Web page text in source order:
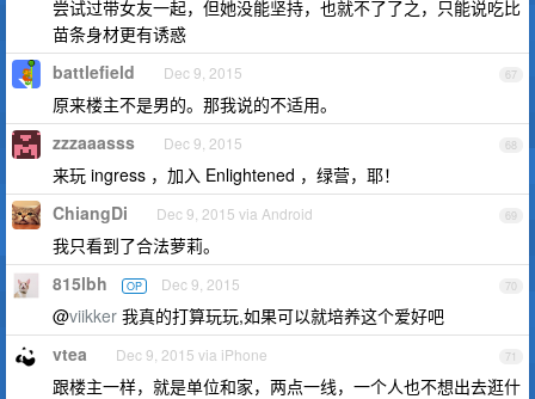
尝试过带女友一起，但她没能坚持，也就不了了之，只能说吃比
苗条身材更有诱惑
67
battlefield Dec 9, 2015
原来楼主不是男的。那我说的不适用。
68
zzzaaasss Dec 9, 2015
来玩 ingress ，加入 Enlightened ，绿营，耶！
69
ChiangDi Dec 9, 2015 via Android
我只看到了合法萝莉。
70
815lbh OP Dec 9, 2015
@viikker 我真的打算玩玩,如果可以就培养这个爱好吧
71
vtea Dec 9, 2015 via iPhone
跟楼主一样，就是单位和家，两点一线，一个人也不想出去逛什